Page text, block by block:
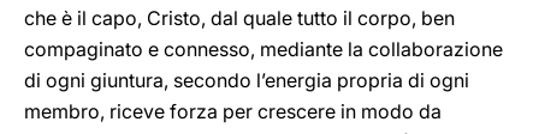
che è il capo, Cristo, dal quale tutto il corpo, ben
compaginato e connesso, mediante la collaborazione
di ogni giuntura, secondo l’energia propria di ogni
membro, riceve forza per crescere in modo da